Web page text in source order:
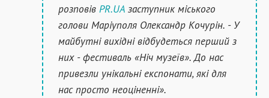
розповів PR.UA заступник міського
голови Маріуполя Олександр Кочурін. - У
майбутні вихідні відбудеться перший з
них - фестиваль «Ніч музеїв». До нас
привезли унікальні експонати, які для
нас просто неоціненні».